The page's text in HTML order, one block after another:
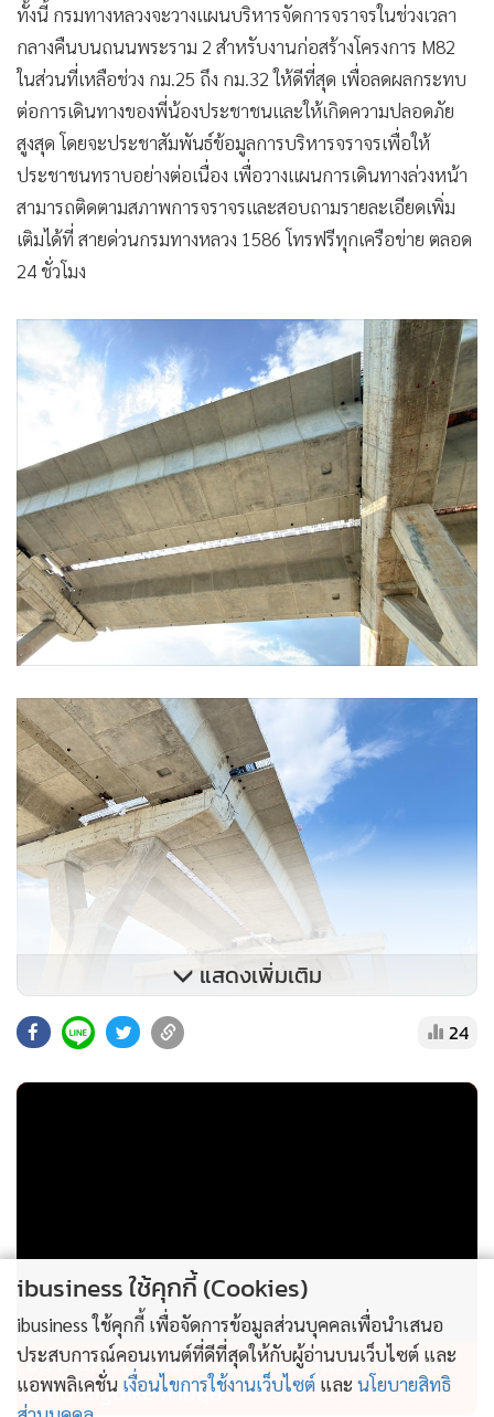
ทั้งนี้ กรมทางหลวงจะวางแผนบริหารจัดการจราจรในช่วงเวลา
กลางคืนบนถนนพระราม 2 สำหรับงานก่อสร้างโครงการ M82
ในส่วนที่เหลือช่วง กม.25 ถึง กม.32 ให้ดีที่สุด เพื่อลดผลกระทบ
ต่อการเดินทางของพี่น้องประชาชนและให้เกิดความปลอดภัย
สูงสุด โดยจะประชาสัมพันธ์ข้อมูลการบริหารจราจรเพื่อให้
ประชาชนทราบอย่างต่อเนื่อง เพื่อวางแผนการเดินทางล่วงหน้า
สามารถติดตามสภาพการจราจรและสอบถามรายละเอียดเพิ่ม
เติมได้ที่ สายด่วนกรมทางหลวง 1586 โทรฟรีทุกเครือข่าย ตลอด
24 ชั่วโมง
แสดงเพิ่มเติม
24
อย่าคิดหนี ตำรวจจราจร จัดหนัก เสริมทัพรถใหม่
ระดับ Bigbike สายลุย
ibusiness ใช้คุกกี้ (Cookies)
ibusiness ใช้คุกกี้ เพื่อจัดการข้อมูลส่วนบุคคลเพื่อนำเสนอ
ประสบการณ์คอนเทนต์ที่ดีที่สุดให้กับผู้อ่านบนเว็บไซต์ และ
แอพพลิเคชั่น เงื่อนไขการใช้งานเว็บไซต์ และ นโยบายสิทธิ